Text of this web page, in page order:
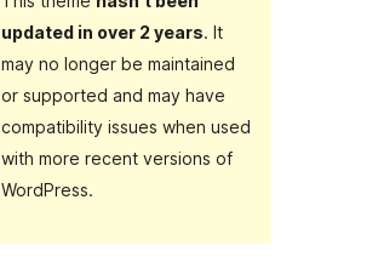
updated in over 2 years. It
may no longer be maintained
or supported and may have
compatibility issues when used
with more recent versions of
WordPress.